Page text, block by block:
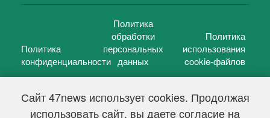
Сайт 47news использует cookies. Продолжая
использовать сайт, вы даете согласие на
Политика
конфиденциальности
Политика
обработки
персональных
данных
Политика
использования
cookie-файлов